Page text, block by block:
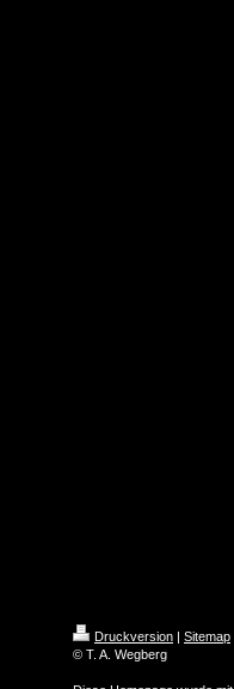
Druckversion | Sitemap
© T. A. Wegberg